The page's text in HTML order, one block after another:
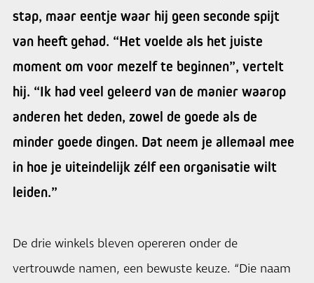
stap, maar eentje waar hij geen seconde spijt
van heeft gehad. “Het voelde als het juiste
moment om voor mezelf te beginnen”, vertelt
hij. “Ik had veel geleerd van de manier waarop
anderen het deden, zowel de goede als de
minder goede dingen. Dat neem je allemaal mee
in hoe je uiteindelijk zélf een organisatie wilt
leiden.”
De drie winkels bleven opereren onder de
vertrouwde namen, een bewuste keuze. “Die naam